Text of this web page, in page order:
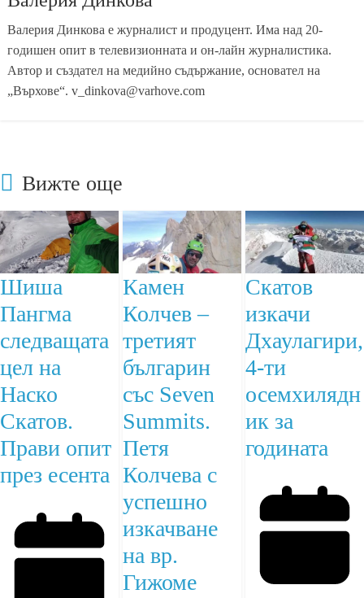
Валерия Динкова е журналист и продуцент. Има над 20-
годишен опит в телевизионната и он-лайн журналистика.
Автор и създател на медийно съдържание, основател на
„Върхове“. v_dinkova@varhove.com
Вижте още
Шиша
Пангма
следващата
цел на
Наско
Скатов.
Прави опит
през есента
Камен
Колчев –
третият
българин
със Seven
Summits.
Петя
Колчева с
успешно
изкачване
на вр.
Гижоме
Скатов
изкачи
Дхаулагири,
4-ти
осемхилядн
ик за
годината